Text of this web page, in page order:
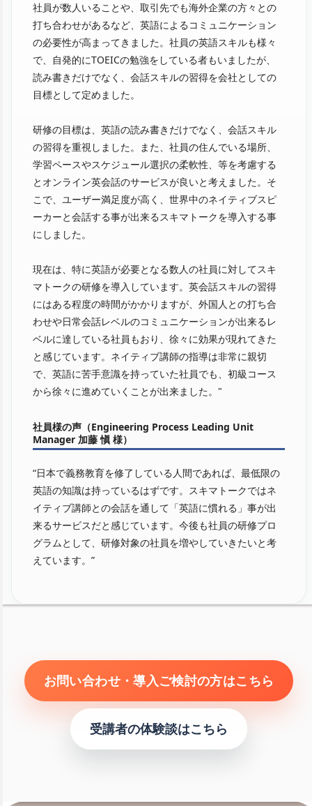
社員が数人いることや、取引先でも海外企業の方々との
打ち合わせがあるなど、英語によるコミュニケーション
の必要性が高まってきました。社員の英語スキルも様々
で、自発的にTOEICの勉強をしている者もいましたが、
読み書きだけでなく、会話スキルの習得を会社としての
目標として定めました。
研修の目標は、英語の読み書きだけでなく、会話スキル
の習得を重視しました。また、社員の住んでいる場所、
学習ペースやスケジュール選択の柔軟性、等を考慮する
とオンライン英会話のサービスが良いと考えました。そ
こで、ユーザー満足度が高く、世界中のネイティブスピ
ーカーと会話する事が出来るスキマトークを導入する事
にしました。
現在は、特に英語が必要となる数人の社員に対してスキ
マトークの研修を導入しています。英会話スキルの習得
にはある程度の時間がかかりますが、外国人との打ち合
わせや日常会話レベルのコミュニケーションが出来るレ
ベルに達している社員もおり、徐々に効果が現れてきた
と感じています。ネイティブ講師の指導は非常に親切
で、英語に苦手意識を持っていた社員でも、初級コース
から徐々に進めていくことが出来ました。"
社員様の声（Engineering Process Leading Unit
Manager 加藤 愼 様）
“日本で義務教育を修了している人間であれば、最低限の
英語の知識は持っているはずです。スキマトークではネ
イティブ講師との会話を通して「英語に慣れる」事が出
来るサービスだと感じています。今後も社員の研修プロ
グラムとして、研修対象の社員を増やしていきたいと考
えています。”
お問い合わせ・導入ご検討の方はこちら
受講者の体験談はこちら